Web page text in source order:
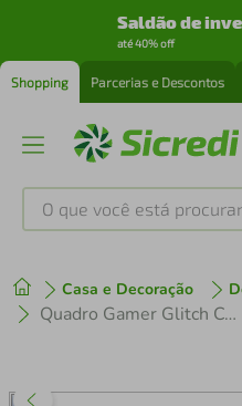
Saldão de
até 40% off
Shopping Parcerias e Descontos
O que você está
Casa e Decoração
Quadro Gamer Glitch Controle PS Buttons 60x43 Caixa Preto
1º tenis